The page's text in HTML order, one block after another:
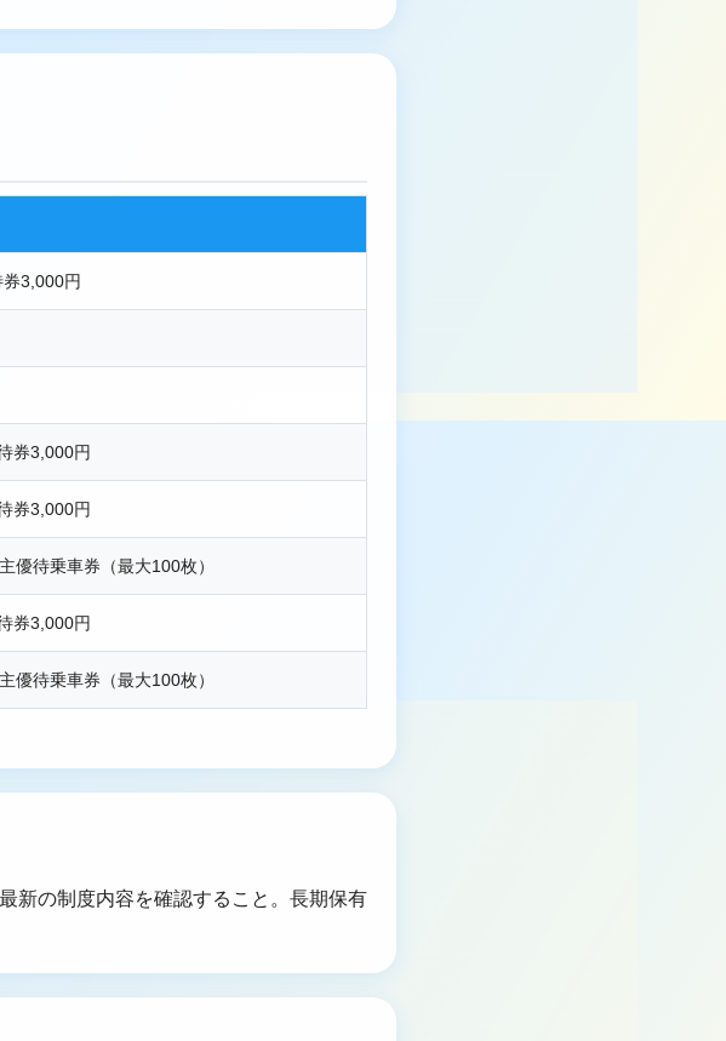
3,000円
券3,000円
券3,000円
優待乗車券（最大100枚）
券3,000円
優待乗車券（最大100枚）
新の制度内容を確認すること。長期保有